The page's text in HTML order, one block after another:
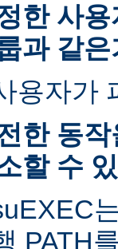
한 사
과 같은
용자가
한 동
할 수
PATH